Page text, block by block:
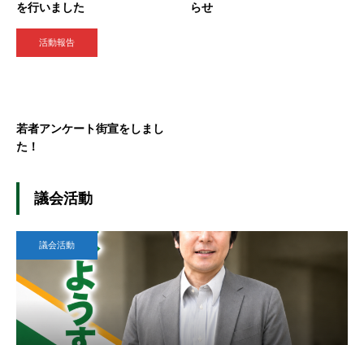
を行いました
らせ
活動報告
若者アンケート街宣をしまし
た！
議会活動
議会活動